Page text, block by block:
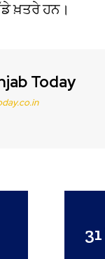
ਖ਼ਤਰੇ ਹਨ।
Today